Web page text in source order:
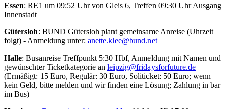
Essen: RE1 um 09:52 Uhr von Gleis 6, Treffen 09:30 Uhr Ausgang
Innenstadt
Gütersloh: BUND Gütersloh plant gemeinsame Anreise (Uhrzeit
folgt) - Anmeldung unter: anette.klee@bund.net
Halle: Busanreise Treffpunkt 5:30 Hbf, Anmeldung mit Namen und
gewünschter Ticketkategorie an leipzig@fridaysforfuture.de
(Ermäßigt: 15 Euro, Regulär: 30 Euro, Soliticket: 50 Euro; wenn
kein Geld, bitte melden und wir finden eine Lösung; Zahlung in bar
im Bus)